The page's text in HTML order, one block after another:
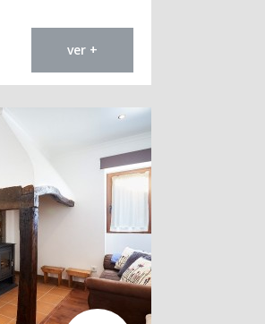
ver +